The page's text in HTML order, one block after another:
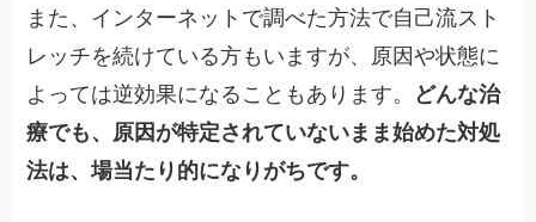
また、インターネットで調べた方法で自己流スト
レッチを続けている方もいますが、原因や状態に
よっては逆効果になることもあります。
どんな治
療でも、原因が特定されていないまま始めた対処
法は、場当たり的になりがちです。